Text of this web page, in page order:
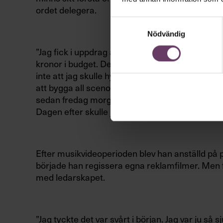
Nödvändig
ordet delegera.
”Jag fick i uppdrag att göra en popvideo med
kronor i budget. Det var ganska mycket pengar
inte att jag skulle hyra in assistenter som
att bygga all scenografi själv. När jag var klar
sedan fredag morgon. Jag var helt snurrig i
Dagen efter skulle jag spela in. Det blev en
Efter musikvideoperioden blev han anställd på
började han regissera egna reklamfilmer.
med ledarskapet.
”Jag tyckte det var svårt i början. Jag var ju så